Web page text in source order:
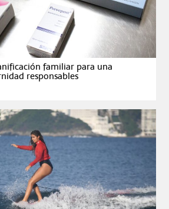
familiar para una
responsables